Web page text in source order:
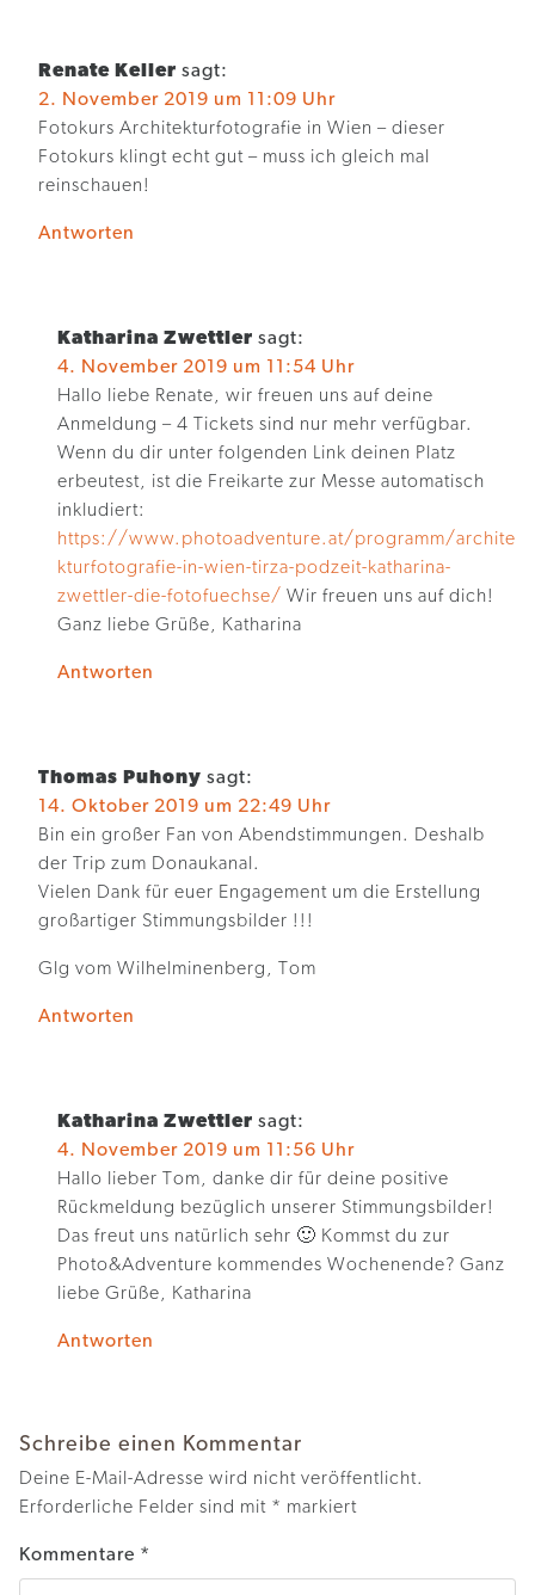
Renate Keller sagt:
2. November 2019 um 11:09 Uhr
Fotokurs​ Architekturfotografie in Wien – dieser
Fotokurs klingt echt gut – muss ich gleich mal
reinschauen!
Antworten
Katharina Zwettler sagt:
4. November 2019 um 11:54 Uhr
Hallo liebe Renate, wir freuen uns auf deine
Anmeldung – 4 Tickets sind nur mehr verfügbar.
Wenn du dir unter folgenden Link deinen Platz
erbeutest, ist die Freikarte zur Messe automatisch
inkludiert:
https://www.photoadventure.at/programm/archite
kturfotografie-in-wien-tirza-podzeit-katharina-
zwettler-die-fotofuechse/ Wir freuen uns auf dich!
Ganz liebe Grüße, Katharina
Antworten
Thomas Puhony sagt:
14. Oktober 2019 um 22:49 Uhr
Bin ein großer Fan von Abendstimmungen. Deshalb
der Trip zum Donaukanal.
Vielen Dank für euer Engagement um die Erstellung
großartiger Stimmungsbilder !!!
Glg vom Wilhelminenberg, Tom
Antworten
Katharina Zwettler sagt:
4. November 2019 um 11:56 Uhr
Hallo lieber Tom, danke dir für deine positive
Rückmeldung bezüglich unserer Stimmungsbilder!
Das freut uns natürlich sehr 🙂 Kommst du zur
Photo&Adventure kommendes Wochenende? Ganz
liebe Grüße, Katharina
Antworten
Schreibe einen Kommentar
Deine E-Mail-Adresse wird nicht veröffentlicht.
Erforderliche Felder sind mit * markiert
Kommentare *